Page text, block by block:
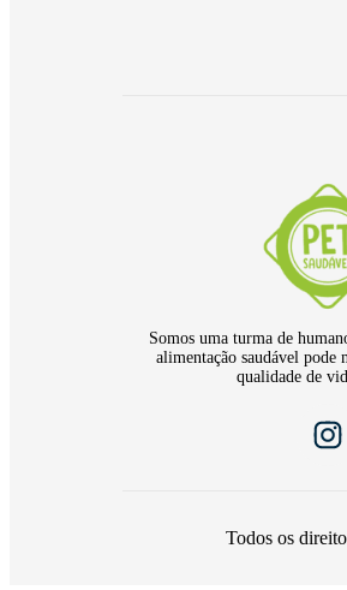
Somos uma turma de
alimentação saudável pode
qualidade de
Todos os